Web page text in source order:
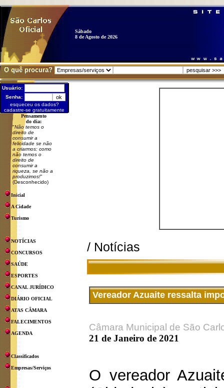
Sábado
8 de Agosto de 2026
O quê procura?
Usuário:
Senha:
esqueceu os dados?
cadastre-se gratuitamente
Pensamento
do dia:
"Não temos o
direito de
consumir a
felicidade se não
a criarmos: como
não temos o
direito de
consumir a
riqueza, se não a
produzimos!"
(Desconhecido)
Inicial
A Cidade
Turismo
NOTÍCIAS
CONCURSOS
SAÚDE
ESPORTES
CANAL JURÍDICO
DIÁRIO OFICIAL
ATAS CÂMARA
FALECIMENTOS
AGENDA
Classificados
Empresas/Serviços
/ Notícias
Vereador Azuaite ressalta
Câmara Municipal de São
21 de Janeiro de 2021
O vereador